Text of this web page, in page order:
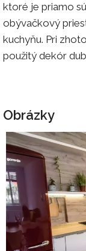
ktoré je priamo
obývačkový
kuchyňu. Pri
použitý dekór
Obrázky